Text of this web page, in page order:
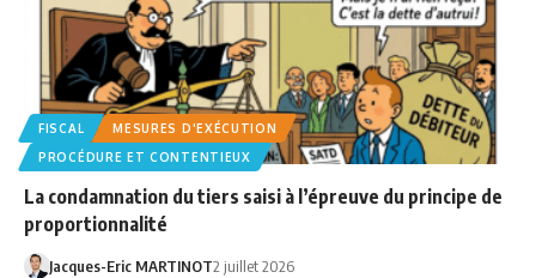
FISCAL
MESURES D'EXÉCUTION
PROCÉDURE ET CONTENTIEUX
La condamnation du tiers saisi à l’épreuve du principe de
proportionnalité
Jacques-Eric MARTINOT2 juillet 2026